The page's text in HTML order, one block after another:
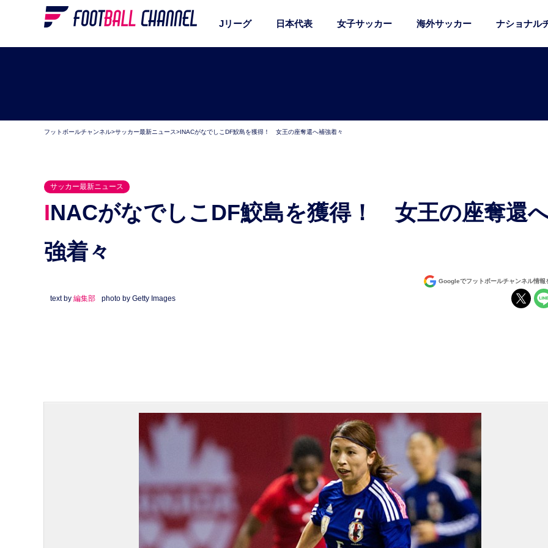
Jリーグ 日本代表 女子サッカー 海外サッカー ナショナル
フットボールチャンネル>サッカー最新ニュース>INACがなでしこDF鮫島を獲得！ 女王の座奪還へ補強着々
サッカー最新ニュース
INACがなでしこDF鮫島を獲得！ 女王の座奪還へ補
強着々
Googleでフットボールチャンネル情報
text by 編集部 photo by Getty Images